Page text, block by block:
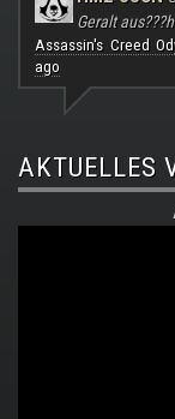
Geralt aus???
Assassin's Creed
ago
AKTUELLES